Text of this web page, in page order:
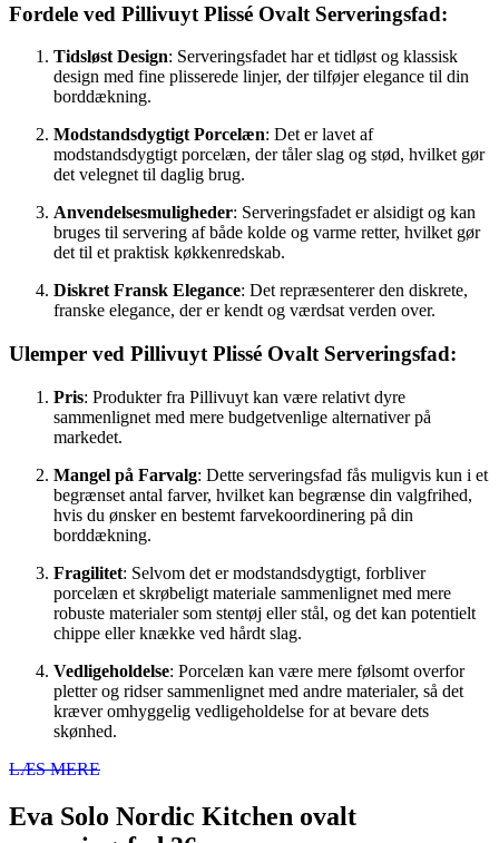
Fordele ved Pillivuyt Plissé Ovalt Serveringsfad:
Tidsløst Design: Serveringsfadet har et tidløst og klassisk
design med fine plisserede linjer, der tilføjer elegance til din
borddækning.
Modstandsdygtigt Porcelæn: Det er lavet af
modstandsdygtigt porcelæn, der tåler slag og stød, hvilket gør
det velegnet til daglig brug.
Anvendelsesmuligheder: Serveringsfadet er alsidigt og kan
bruges til servering af både kolde og varme retter, hvilket gør
det til et praktisk køkkenredskab.
Diskret Fransk Elegance: Det repræsenterer den diskrete,
franske elegance, der er kendt og værdsat verden over.
Ulemper ved Pillivuyt Plissé Ovalt Serveringsfad:
Pris: Produkter fra Pillivuyt kan være relativt dyre
sammenlignet med mere budgetvenlige alternativer på
markedet.
Mangel på Farvalg: Dette serveringsfad fås muligvis kun i et
begrænset antal farver, hvilket kan begrænse din valgfrihed,
hvis du ønsker en bestemt farvekoordinering på din
borddækning.
Fragilitet: Selvom det er modstandsdygtigt, forbliver
porcelæn et skrøbeligt materiale sammenlignet med mere
robuste materialer som stentøj eller stål, og det kan potentielt
chippe eller knække ved hårdt slag.
Vedligeholdelse: Porcelæn kan være mere følsomt overfor
pletter og ridser sammenlignet med andre materialer, så det
kræver omhyggelig vedligeholdelse for at bevare dets
skønhed.
LÆS MERE
Eva Solo Nordic Kitchen ovalt